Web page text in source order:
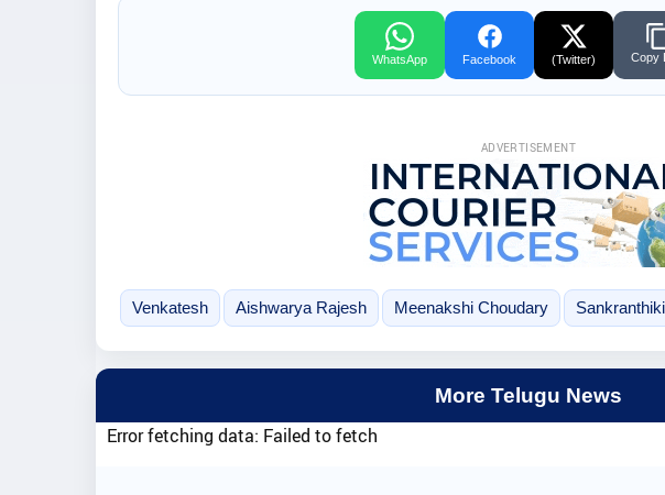
WhatsApp Facebook (Twitter) Copy
ADVERTISEMENT
Venkatesh Aishwarya Rajesh Meenakshi Choudary
More Telugu News
Error fetching data: Failed to fetch